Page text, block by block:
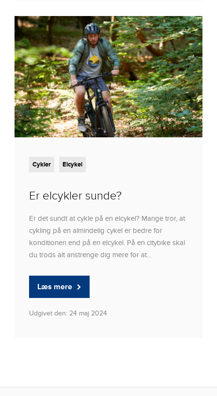
Cykler Elcykel
Er elcykler sunde?
Er det sundt at cykle på en elcykel? Mange tror, at
cykling på en almindelig cykel er bedre for
konditionen end på en elcykel. På en citybike skal
du trods alt anstrenge dig mere for at...
Læs mere
Udgivet den: 24 maj 2024